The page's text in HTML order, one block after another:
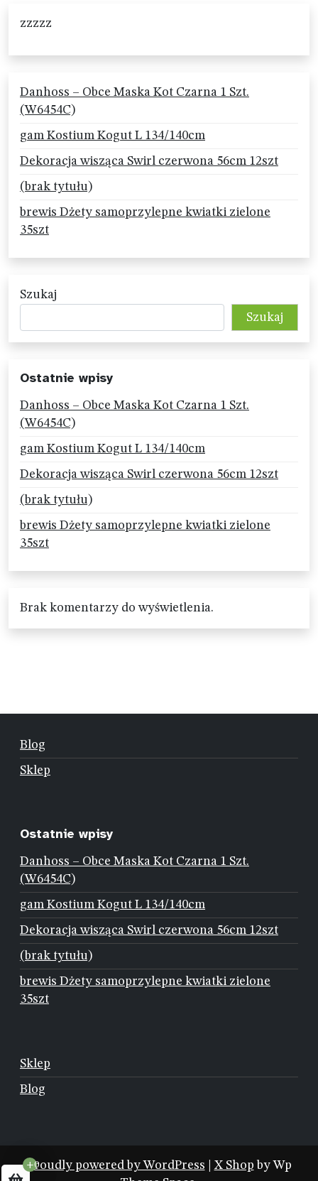
zzzzz
Danhoss – Obce Maska Kot Czarna 1 Szt.
(W6454C)
gam Kostium Kogut L 134/140cm
Dekoracja wisząca Swirl czerwona 56cm 12szt
(brak tytułu)
brewis Dżety samoprzylepne kwiatki zielone
35szt
Szukaj
Szukaj
Ostatnie wpisy
Danhoss – Obce Maska Kot Czarna 1 Szt.
(W6454C)
gam Kostium Kogut L 134/140cm
Dekoracja wisząca Swirl czerwona 56cm 12szt
(brak tytułu)
brewis Dżety samoprzylepne kwiatki zielone
35szt
Brak komentarzy do wyświetlenia.
Blog
Sklep
Ostatnie wpisy
Danhoss – Obce Maska Kot Czarna 1 Szt.
(W6454C)
gam Kostium Kogut L 134/140cm
Dekoracja wisząca Swirl czerwona 56cm 12szt
(brak tytułu)
brewis Dżety samoprzylepne kwiatki zielone
35szt
Sklep
Blog
Proudly powered by WordPress X Shop by Wp
+0